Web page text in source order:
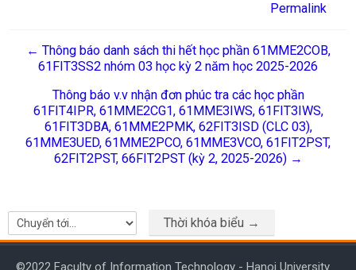
Permalink
← Thông báo danh sách thi hết học phần 61MME2COB,
61FIT3SS2 nhóm 03 học kỳ 2 năm học 2025-2026
Thông báo v.v nhận đơn phúc tra các học phần
61FIT4IPR, 61MME2CG1, 61MME3IWS, 61FIT3IWS,
61FIT3DBA, 61MME2PMK, 62FIT3ISD (CLC 03),
61MME3UED, 61MME2PCO, 61MME3VCO, 61FIT2PST,
62FIT2PST, 66FIT2PST (kỳ 2, 2025-2026) →
Chuyển tới... Thời khóa biểu →
©2022 Faculty of Information Technology - Hanoi University